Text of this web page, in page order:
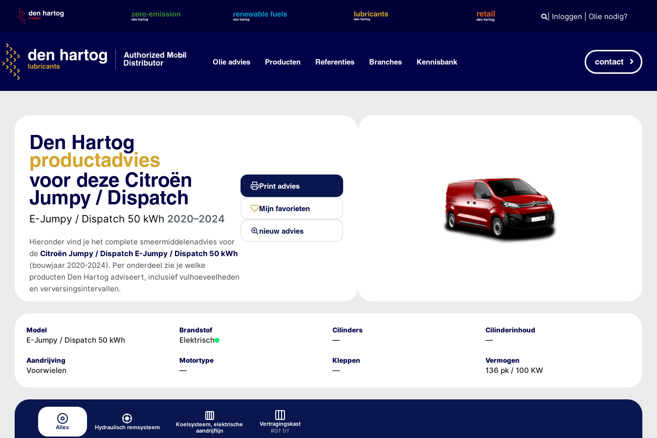
content
| Inloggen Olie nodig?
Olie advies Producten Referenties Branches Kennisbank contact
Den Hartog
productadvies
voor deze Citroën
Jumpy / Dispatch
E-Jumpy / Dispatch 50 kWh 2020–2024
Hieronder vind je het complete smeermiddelenadvies voor
de Citroën Jumpy / Dispatch E-Jumpy / Dispatch 50 kWh
(bouwjaar 2020-2024). Per onderdeel zie je welke
producten Den Hartog adviseert, inclusief vulhoeveelheden
en verversingsintervallen.
Print advies
Mijn favorieten
nieuw advies
Model
E-Jumpy / Dispatch 50 kWh
Brandstof
Elektrisch
Cilinders
—
Cilinderinhoud
—
Aandrijving
Voorwielen
Motortype
—
Kleppen
—
Vermogen
136 pk / 100 KW
Alles Hydraulisch remsysteem
Koelsysteem, elektrische
aandrijflijn
Vertragingskast
RG1 1/1